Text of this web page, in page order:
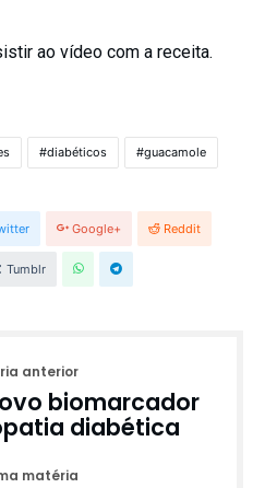
ao vídeo com a receita.
diabéticos guacamole
Google+ Reddit
Tumblr
anterior
biomarcador
diabética
matéria